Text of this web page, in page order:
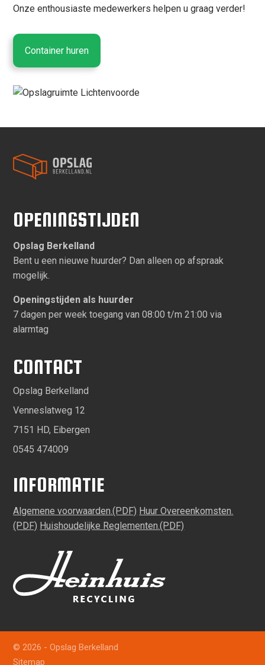
Onze enthousiaste medewerkers helpen u graag verder!
Container huren
OPENINGSTIJDEN
Opslag Berkelland
Bent u een nieuwe huurder? Dan alleen op afspraak
mogelijk.
Openingstijden als huurder
7 dagen per week toegang van 08:00 t/m 21:00 via
alarmtag
CONTACT
Opslag Berkelland
Venneslatweg 12
7151 HD, Eibergen
0545 474009
INFORMATIE
Algemene voorwaarden
Huur Overeenkomsten
Huishoudelijke Reglementen
© 2026 - Opslag Berkelland
Sitemap